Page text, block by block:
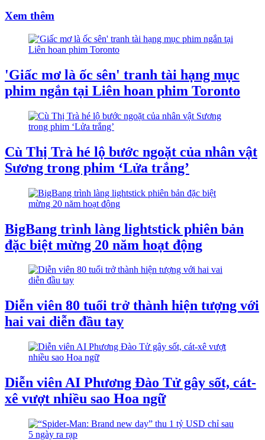
Xem thêm
'Giấc mơ là ốc sên' tranh tài hạng mục
phim ngắn tại Liên hoan phim Toronto
Cù Thị Trà hé lộ bước ngoặt của nhân vật
Sương trong phim ‘Lửa trắng’
BigBang trình làng lightstick phiên bản
đặc biệt mừng 20 năm hoạt động
Diễn viên 80 tuổi trở thành hiện tượng với
hai vai diễn đầu tay
Diễn viên AI Phương Đào Tử gây sốt, cát-
xê vượt nhiều sao Hoa ngữ